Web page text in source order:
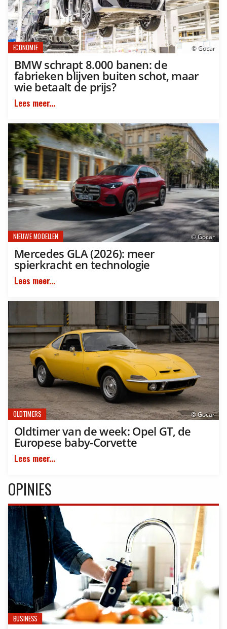
© Gocar
ECONOMIE
BMW schrapt 8.000 banen: de
fabrieken blijven buiten schot, maar
wie betaalt de prijs?
Lees meer...
© Gocar
NIEUWE MODELLEN
Mercedes GLA (2026): meer
spierkracht en technologie
Lees meer...
© Gocar
OLDTIMERS
Oldtimer van de week: Opel GT, de
Europese baby-Corvette
Lees meer...
OPINIES
BUSINESS